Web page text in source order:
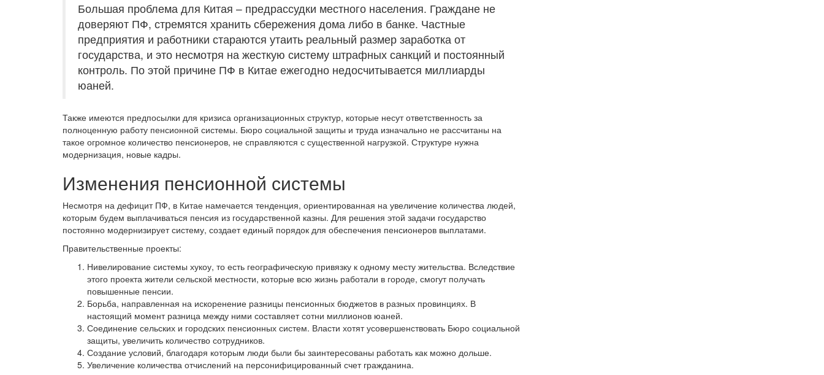
Большая проблема для Китая – предрассудки местного населения. Граждане не
доверяют ПФ, стремятся хранить сбережения дома либо в банке. Частные
предприятия и работники стараются утаить реальный размер заработка от
государства, и это несмотря на жесткую систему штрафных санкций и постоянный
контроль. По этой причине ПФ в Китае ежегодно недосчитывается миллиарды
юаней.
Также имеются предпосылки для кризиса организационных структур, которые несут ответственность за
полноценную работу пенсионной системы. Бюро социальной защиты и труда изначально не рассчитаны на
такое огромное количество пенсионеров, не справляются с существенной нагрузкой. Структуре нужна
модернизация, новые кадры.
Изменения пенсионной системы
Несмотря на дефицит ПФ, в Китае намечается тенденция, ориентированная на увеличение количества людей,
которым будем выплачиваться пенсия из государственной казны. Для решения этой задачи государство
постоянно модернизирует систему, создает единый порядок для обеспечения пенсионеров выплатами.
Правительственные проекты:
Нивелирование системы хукоу, то есть географическую привязку к одному месту жительства. Вследствие
этого проекта жители сельской местности, которые всю жизнь работали в городе, смогут получать
повышенные пенсии.
Борьба, направленная на искоренение разницы пенсионных бюджетов в разных провинциях. В
настоящий момент разница между ними составляет сотни миллионов юаней.
Соединение сельских и городских пенсионных систем. Власти хотят усовершенствовать Бюро социальной
защиты, увеличить количество сотрудников.
Создание условий, благодаря которым люди были бы заинтересованы работать как можно дольше.
Увеличение количества отчислений на персонифицированный счет гражданина.